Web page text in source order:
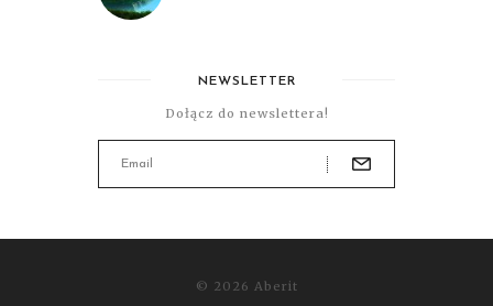
NEWSLETTER
Dołącz do newslettera!
© 2026 Aberit